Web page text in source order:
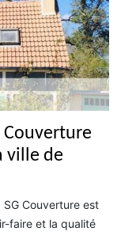
Couverture
ville de
Couverture est
faire et la qualité